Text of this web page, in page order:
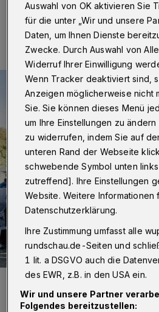
04.11.2024 , 09:00 Uhr Eine
Einige der Akteurinnen und Akteure.
Foto: Suilian Richon
Auswahl von OK aktivieren Sie
für die unter „Wir und unsere
Daten, um Ihnen Dienste
Zwecke. Durch Auswahl von
Widerruf Ihrer Einwilligung
Wenn Tracker deaktiviert sind,
Anzeigen möglicherweise nicht
Sie. Sie können dieses Menü
um Ihre Einstellungen zu
zu widerrufen, indem Sie auf
unteren Rand der Webseite
schwebende Symbol unten
zutreffend]. Ihre Einstellungen
Website. Weitere Informationen
Datenschutzerklärung.
Ihre Zustimmung umfasst alle
rundschau.de-Seiten und
1 lit. a DSGVO auch die
des EWR, z.B. in den USA ein.
Wir und unsere Partner
Folgendes bereitzustellen: